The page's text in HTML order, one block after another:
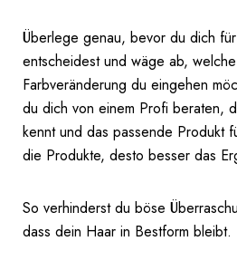
Überlege genau, bevor du dich
entscheidest und wäge ab,
Farbveränderung du eingehen
du dich von einem Profi beraten,
kennt und das passende Produkt
die Produkte, desto besser das
So verhinderst du böse
dass dein Haar in Bestform bleibt.